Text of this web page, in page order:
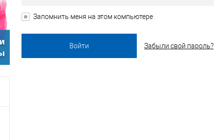
Запомнить меня на этом компьютере
Забыли свой пароль?